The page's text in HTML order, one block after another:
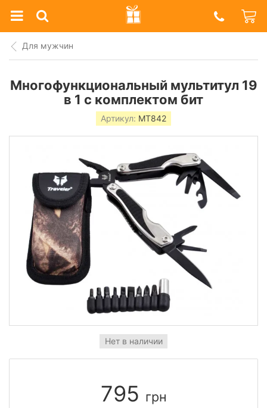
Prazdnik
Shop
Для мужчин
Многофункциональный мультитул 19
в 1 с комплектом бит
Артикул: MT842
Нет в наличии
795 грн